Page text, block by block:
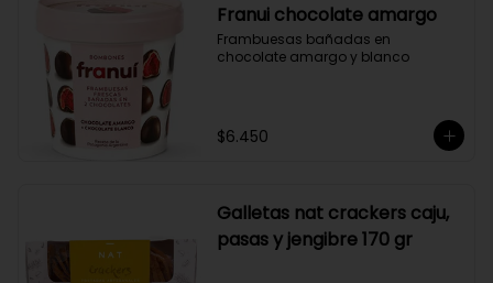
Franui chocolate amargo
Frambuesas bañadas en
chocolate amargo y blanco
$6.450
Galletas nat crackers caju,
pasas y jengibre 170 gr